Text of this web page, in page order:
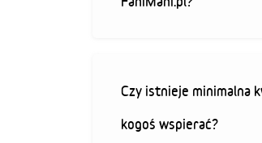
Czy istnieje minimalna
kogoś wspierać?